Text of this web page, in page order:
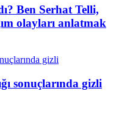
Ben Serhat Telli,
olayları anlatmak
sonuçlarında gizli